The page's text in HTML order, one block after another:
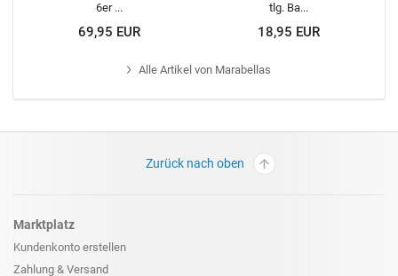
6er ...
69,95 EUR
tlg. Ba...
18,95 EUR
Alle Artikel von Marabellas
Zurück nach oben
Marktplatz
Kundenkonto erstellen
Zahlung & Versand